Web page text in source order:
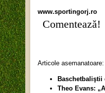
www.sportingorj.ro
Comentează!
Articole asemanatoare:
Theo Evans: